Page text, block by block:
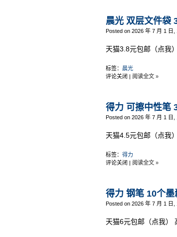
晨光 双层文件袋
Posted on 2026 年 7 月 1 日
天猫3.8元包邮（点我
标签： 晨光
评论关闭 | 阅读全文 »
得力 可擦中性笔
Posted on 2026 年 7 月 1 日
天猫4.5元包邮（点我
标签： 得力
评论关闭 | 阅读全文 »
得力 钢笔 10个
Posted on 2026 年 7 月 1 日
天猫6元包邮（点我）